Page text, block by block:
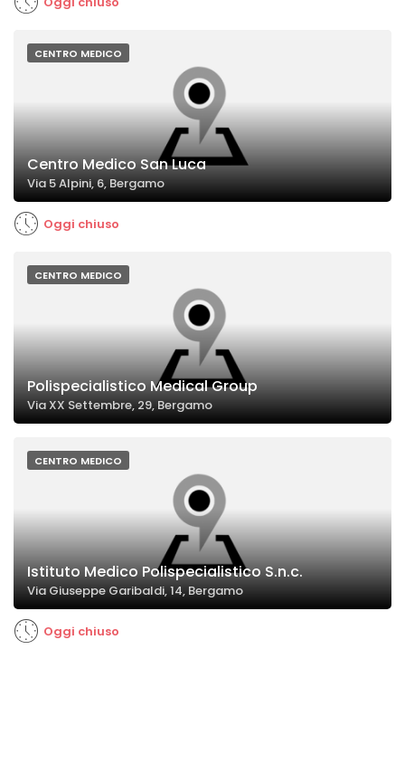
CENTRO MEDICO
Centro Medico San Luca
Via 5 Alpini, 6, Bergamo
Oggi chiuso
CENTRO MEDICO
Polispecialistico Medical Group
Via XX Settembre, 29, Bergamo
CENTRO MEDICO
Istituto Medico Polispecialistico S.n.c.
Via Giuseppe Garibaldi, 14, Bergamo
Oggi chiuso